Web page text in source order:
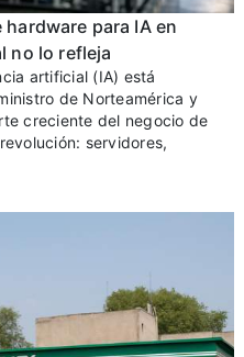
para IA en
no lo refleja
artificial (IA) está
de Norteamérica y
creciente del negocio de
servidores,